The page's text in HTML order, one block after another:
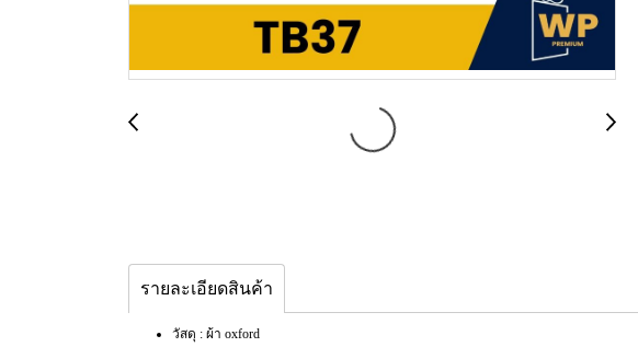
รายละเอียดสินค้า
วัสดุ : ผ้า oxford